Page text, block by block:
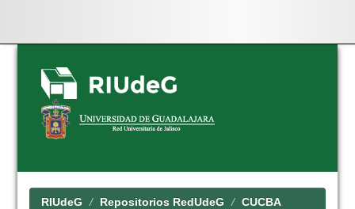
Skip
navigation
RIUdeG Repositorios RedUdeG CUCBA